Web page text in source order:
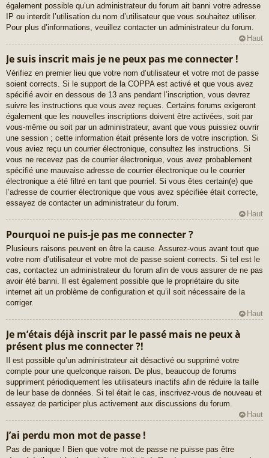
également possible qu’un administrateur du forum ait banni votre adresse
IP ou interdit l’utilisation du nom d’utilisateur que vous souhaitez utiliser.
Pour plus d’informations, veuillez contacter un administrateur du forum.
Haut
Je suis inscrit mais je ne peux pas me connecter !
Vérifiez en premier lieu que votre nom d’utilisateur et votre mot de passe
soient corrects. Si le support de la COPPA est activé et que vous avez
spécifié avoir en dessous de 13 ans pendant l’inscription, vous devrez
suivre les instructions que vous avez reçues. Certains forums exigeront
également que les nouvelles inscriptions doivent être activées, soit par
vous-même ou soit par un administrateur, avant que vous puissiez ouvrir
une session ; cette information était présente lors de votre inscription. Si
vous aviez reçu un courrier électronique, consultez les instructions. Si
vous ne recevez pas de courrier électronique, vous avez probablement
spécifié une mauvaise adresse de courrier électronique ou le courrier
électronique a été filtré en tant que pourriel. Si vous êtes certain(e) que
l’adresse de courrier électronique que vous avez spécifiée était correcte,
essayez de contacter un administrateur du forum.
Haut
Pourquoi ne puis-je pas me connecter ?
Plusieurs raisons peuvent en être la cause. Assurez-vous avant tout que
votre nom d’utilisateur et votre mot de passe soient corrects. Si tel est le
cas, contactez un administrateur du forum afin de vous assurer de ne pas
avoir été banni. Il est également possible que le propriétaire du site
internet ait un problème de configuration et qu’il soit nécessaire de la
corriger.
Haut
Je m’étais déjà inscrit par le passé mais ne peux à
présent plus me connecter ?!
Il est possible qu’un administrateur ait désactivé ou supprimé votre
compte pour une quelconque raison. De plus, beaucoup de forums
suppriment périodiquement les utilisateurs inactifs afin de réduire la taille
de leur base de données. Si tel était le cas, inscrivez-vous de nouveau et
essayez de participer plus activement aux discussions du forum.
Haut
J’ai perdu mon mot de passe !
Pas de panique ! Bien que votre mot de passe ne puisse pas être